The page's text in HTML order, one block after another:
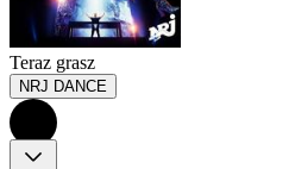
Teraz grasz
NRJ DANCE